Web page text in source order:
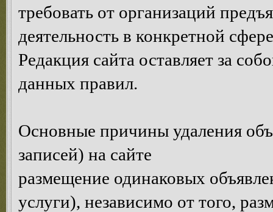
требовать от организаций
деятельность в конкретной
Редакция сайта оставляет за
данных правил.
Основные причины удаления
записей) на сайте
размещение одинаковых
услуги), независимо от того,